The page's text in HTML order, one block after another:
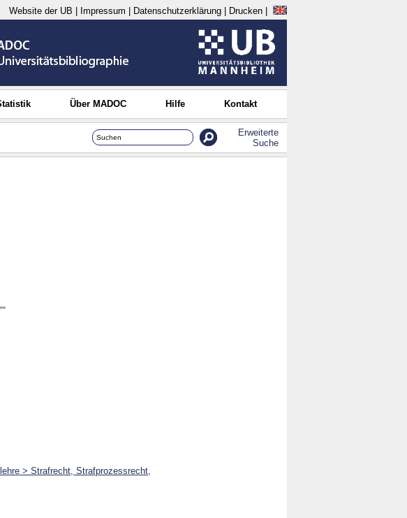
Website der UB Impressum Datenschutzerklärung Drucken
Über MADOC Hilfe Kontakt
Erweiterte
Suche
> Strafrecht, Strafprozessrecht,